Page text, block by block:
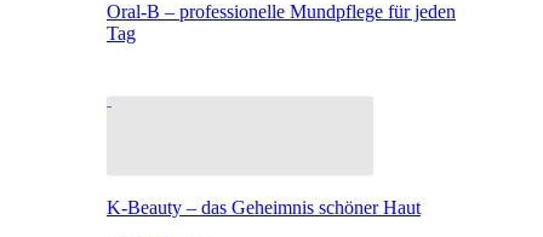
Oral-B – professionelle Mundpflege für jeden
Tag
K-Beauty – das Geheimnis schöner Haut